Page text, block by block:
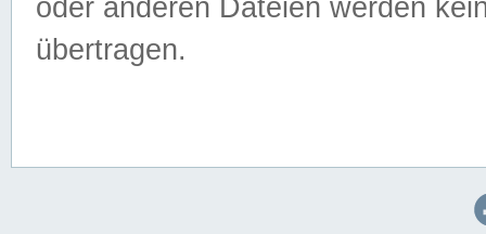
oder anderen Dateien werden
übertragen.